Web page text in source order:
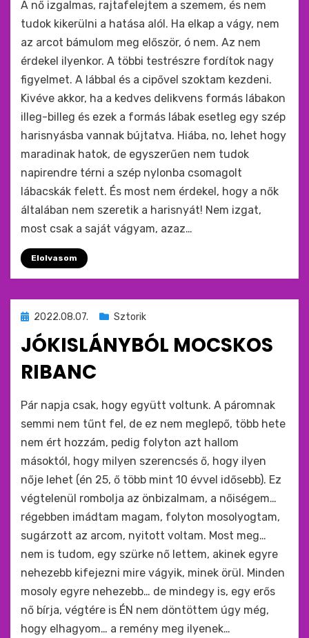
A nő izgalmas, rajtafelejtem a szemem, és nem
tudok kikerülni a hatása alól. Ha elkap a vágy, nem
az arcot bámulom meg először, ó nem. Az nem
érdekel ilyenkor. A többi testrészre fordítok nagy
figyelmet. A lábbal és a cipővel szoktam kezdeni.
Kivéve akkor, ha a kedves delikvens formás lábakon
illeg-billeg és ezek a formás lábak esetleg egy szép
harisnyásba vannak bújtatva. Hiába, no, lehet hogy
maradinak hatok, de egyszerűen nem tudok
napirendre térni a szép nylonba csomagolt
lábacskák felett. És most nem érdekel, hogy a nők
általában nem szeretik a harisnyát! Nem izgat,
most csak a saját vágyam, azaz…
Elolvasom
Beküldve
:
2022.08.07. Sztorik
JÓKISLÁNYBÓL MOCSKOS
RIBANC
monkey
Pár napja csak, hogy együtt voltunk. A páromnak
semmi nem tűnt fel, de ez nem meglepő, több hete
nem ért hozzám, pedig folyton azt hallom
másoktól, hogy milyen szerencsés ő, hogy ilyen
nője lehet (én 25, ő több mint 10 évvel idősebb). Ez
végtelenül rombolja az önbizalmam, a nőiségem…
régebben imádtam magam, folyton mosolyogtam,
sugárzott az arcom, nyitott voltam. Most meg…
nem is tudom, egy szürke nő lettem, akinek egyre
nehezebb kifejezni mire vágyik, minek örül. Minden
mosoly egyre nehezebb… de mindegy is, egy erős
nő bírja, végtére is ÉN nem döntöttem úgy még,
hogy elhagyom… a remény meg ilyenek…